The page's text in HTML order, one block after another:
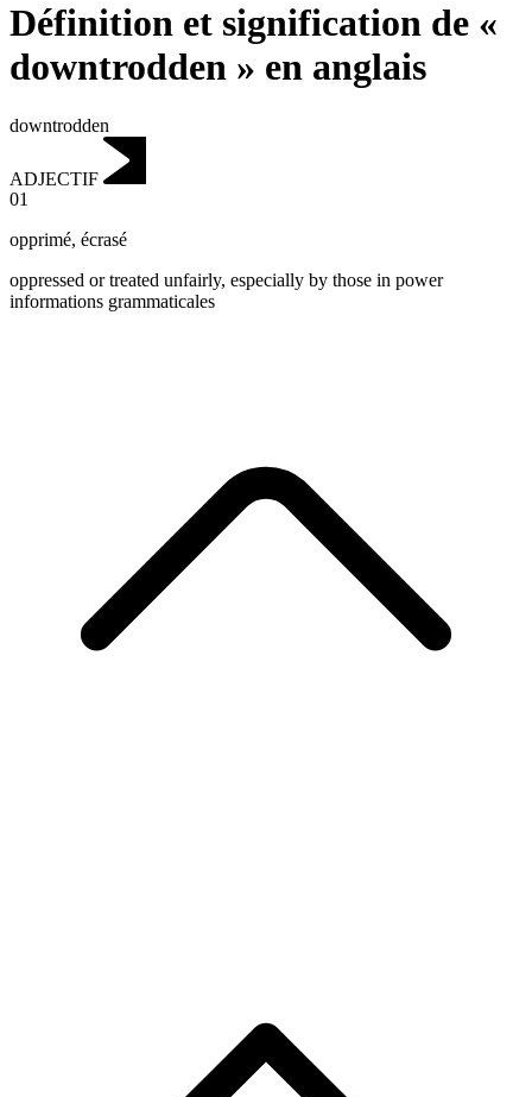
Définition et signification de «
downtrodden » en anglais
downtrodden
ADJECTIF
01
opprimé, écrasé
oppressed or treated unfairly, especially by those in power
informations grammaticales